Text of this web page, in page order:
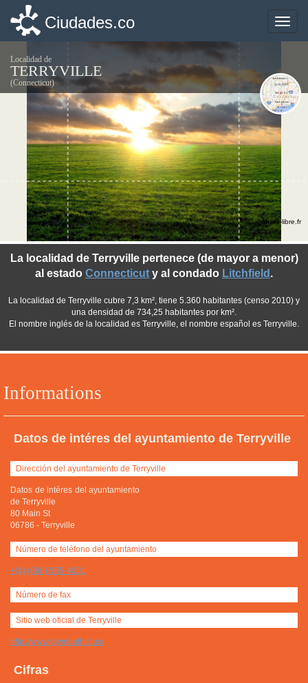
Toggle
Ciudades.co
Localidad de
TERRYVILLE
(Connecticut)
Informations
Datos de intéres del ayuntamiento de Terryville
Dirección del ayuntamiento de Terryville
Datos de intéres del ayuntamiento
de Terryville
80 Main St
06786 - Terryville
Número de teléfono del ayuntamiento
+(1) (860) 585-4001
Número de fax
Sitio web oficial de Terryville
http://www.plymouthct.us/
Cifras
La localidad de Terryville pertenece (de mayor a menor)
al estado Connecticut y al condado Litchfield .
La localidad de Terryville cubre 7,3 km², tiene 5.360 habitantes (censo 2010) y
una densidad de 734,25 habitantes por km².
El nombre inglés de la localidad es Terryville, el nombre español es Terryville.
©photo-libre.fr
Toggle
Ciudades.co